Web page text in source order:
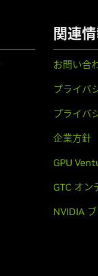
関連
お問い合
プライバ
プライバ
企業方針
GPU
GTC オン
NVIDIA